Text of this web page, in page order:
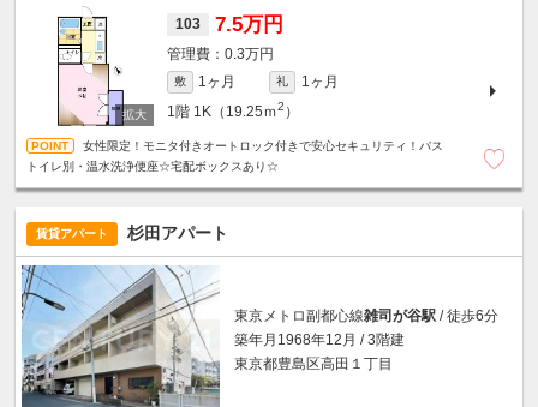
103 7.5万円
0.3万円
敷 1ヶ月 礼
1ヶ月
1階 1K（19.25ｍ2 ）
女性限定！モニタ付きオートロック付きで安心セキュリティ！バス
トイレ別・温水洗浄便座☆宅配ボックスあり☆
賃貸アパート 杉田アパート
東京メトロ副都心線雑司が谷駅 / 徒歩6分
築年月1968年12月 / 3階建
東京都豊島区高田１丁目